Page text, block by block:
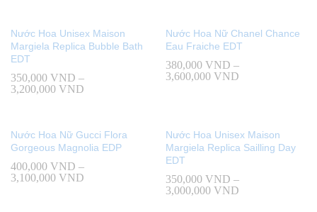
Nước Hoa Unisex Maison
Margiela Replica Bubble Bath
EDT
350,000 VND –
3,200,000 VND
Nước Hoa Nữ Chanel Chance
Eau Fraiche EDT
380,000 VND –
3,600,000 VND
Nước Hoa Nữ Gucci Flora
Gorgeous Magnolia EDP
400,000 VND –
3,100,000 VND
Nước Hoa Unisex Maison
Margiela Replica Sailling Day
EDT
350,000 VND –
3,000,000 VND